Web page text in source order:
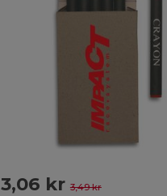
3,06 kr 3,49 kr